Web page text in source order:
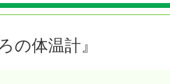
の体温計』